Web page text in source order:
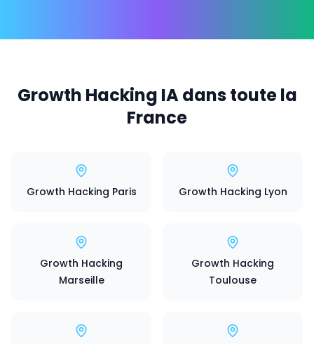
Growth Hacking IA dans toute la
France
Growth Hacking Paris Growth Hacking Lyon
Growth Hacking
Marseille
Growth Hacking
Toulouse